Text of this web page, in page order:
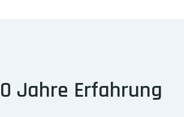
Jahre Erfahrung